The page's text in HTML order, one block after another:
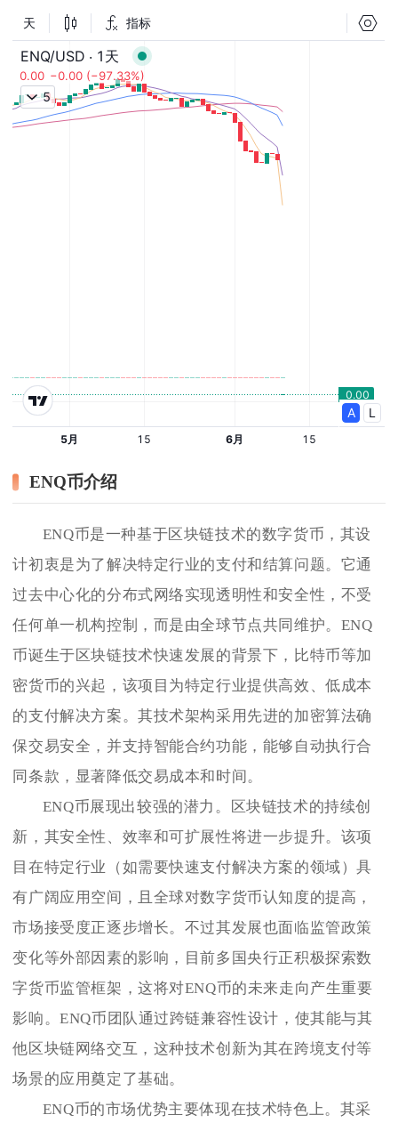
ENQ币介绍
ENQ币是一种基于区块链技术的数字货币，其设
计初衷是为了解决特定行业的支付和结算问题。它通
过去中心化的分布式网络实现透明性和安全性，不受
任何单一机构控制，而是由全球节点共同维护。ENQ
币诞生于区块链技术快速发展的背景下，比特币等加
密货币的兴起，该项目为特定行业提供高效、低成本
的支付解决方案。其技术架构采用先进的加密算法确
保交易安全，并支持智能合约功能，能够自动执行合
同条款，显著降低交易成本和时间。
ENQ币展现出较强的潜力。区块链技术的持续创
新，其安全性、效率和可扩展性将进一步提升。该项
目在特定行业（如需要快速支付解决方案的领域）具
有广阔应用空间，且全球对数字货币认知度的提高，
市场接受度正逐步增长。不过其发展也面临监管政策
变化等外部因素的影响，目前多国央行正积极探索数
字货币监管框架，这将对ENQ币的未来走向产生重要
影响。ENQ币团队通过跨链兼容性设计，使其能与其
他区块链网络交互，这种技术创新为其在跨境支付等
场景的应用奠定了基础。
ENQ币的市场优势主要体现在技术特色上。其采